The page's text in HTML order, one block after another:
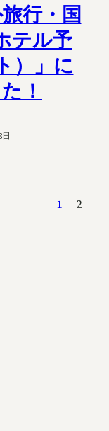
行・国
テル予
）」に
！
1 2